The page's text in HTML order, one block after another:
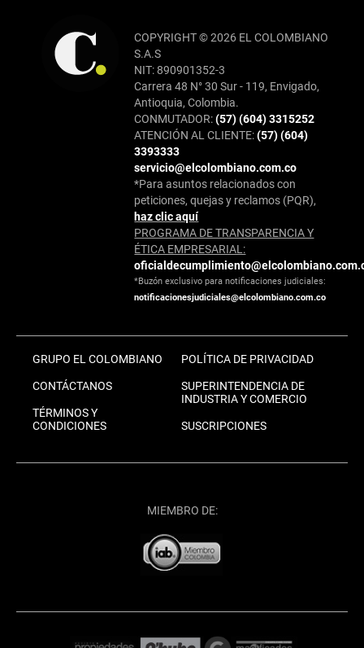
COPYRIGHT © 2026 EL COLOMBIANO
S.A.S
NIT: 890901352-3
Carrera 48 N° 30 Sur - 119, Envigado,
Antioquia, Colombia.
CONMUTADOR:(57) (604) 3315252
ATENCIÓN AL CLIENTE:(57) (604)
3393333
servicio@elcolombiano.com.co
*Para asuntos relacionados con
peticiones, quejas y reclamos (PQR),
haz clic aquí
PROGRAMA DE TRANSPARENCIA Y
ÉTICA EMPRESARIAL:
*Buzón exclusivo para notificaciones judiciales:
notificacionesjudiciales@elcolombiano.com.co
GRUPO EL COLOMBIANO
CONTÁCTANOS
TÉRMINOS Y
CONDICIONES
POLÍTICA DE PRIVACIDAD
SUPERINTENDENCIA DE
INDUSTRIA Y COMERCIO
SUSCRIPCIONES
MIEMBRO DE: